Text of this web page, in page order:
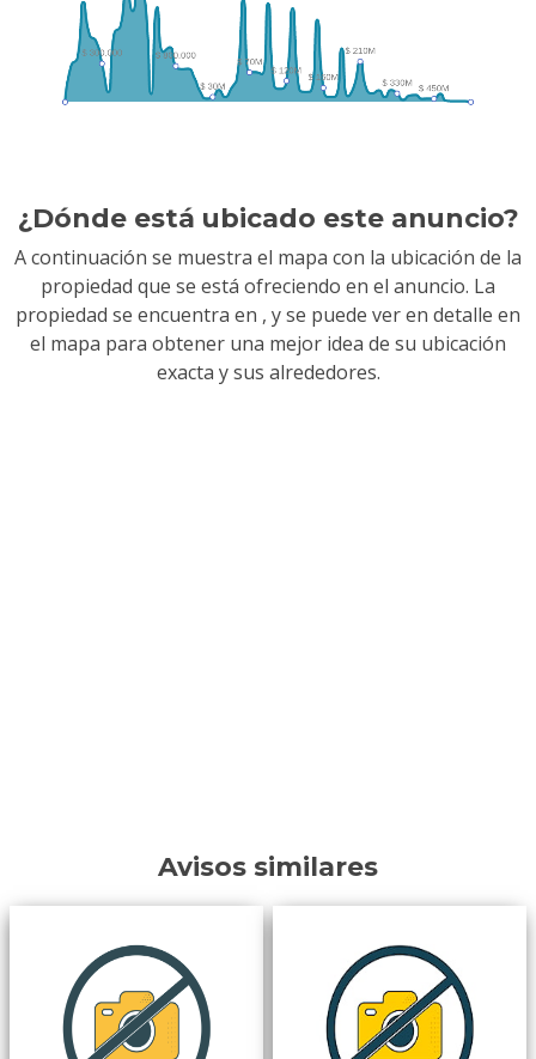
¿Dónde está ubicado este anuncio?
A continuación se muestra el mapa con la ubicación de la
propiedad que se está ofreciendo en el anuncio. La
propiedad se encuentra en , y se puede ver en detalle en
el mapa para obtener una mejor idea de su ubicación
exacta y sus alrededores.
Avisos similares